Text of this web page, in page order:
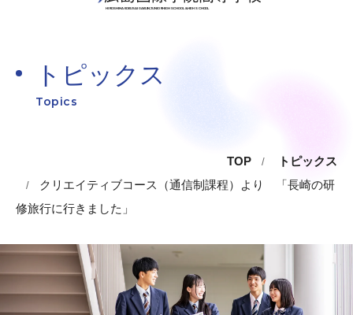
HIROSHIMA KOKUSAI GAKUINJUNIOR HIGH SCHOOL &HIGH SCHOOL
トピックス
Topics
TOP
トピックス
クリエイティブコース（通信制課程）より 「長崎の研
修旅行に行きました」